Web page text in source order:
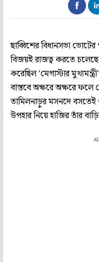
ছাব্বিশের বিধানসভা
বিজয়ই রাজত্ব করতে
করেছিল 'মেগাস্টার
বাস্তবে অক্ষরে অক্ষরে ফলে
তামিলনাড়ুর মসনদে
উপহার নিয়ে হাজির তাঁর